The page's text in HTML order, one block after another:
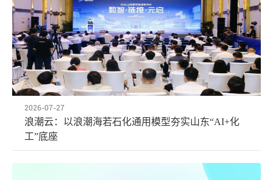
2026-07-27
浪潮云：以浪潮海若石化通用模型夯实山东“AI+化
工”底座